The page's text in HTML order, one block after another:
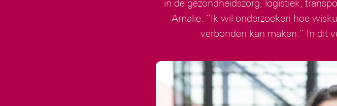
in de gezondheidszorg, logistiek,
Amalie. “Ik wil onderzoeken hoe
verbonden kan maken.” In dit